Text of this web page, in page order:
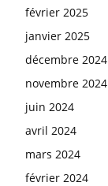
février 2025
janvier 2025
décembre 2024
novembre 2024
juin 2024
avril 2024
mars 2024
février 2024